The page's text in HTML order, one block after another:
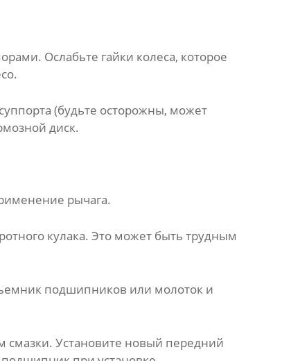
Ослабьте гайки колеса, которое
(будьте осторожны, может
диск.
рычага.
кулака. Это может быть трудным
подшипников или молоток и
смазки. Установите новый передний